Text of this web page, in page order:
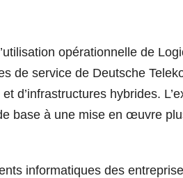
opérationnelle de
de service de Deutsche
d’infrastructures hybrides.
base à une mise en œuvre
informatiques des